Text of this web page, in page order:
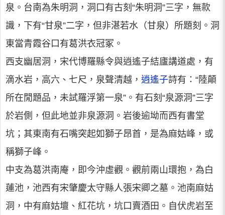
泉。台南為朱明洞，洞口有古刻“朱明洞”三字，無款
識，下有“甘泉”二字，但非湛若水（甘泉）所題刻。洞
東當青霞谷口有葛洪衣冠冢。
西支幽居洞，宋代博羅縣令與逍遙子結廬講道處，有
滴水岩，高六、七尺，泉聲清越， 逍遙子詩有：“陸顛
所在閒題品，未試羅浮第一泉”。有石刻“泉源洞”三字
於岩側，但此地並非泉源洞。岩後逾坳而西有書堂
坑；其東南有石嘴突起如獅子昂首，是為麻姑峰，或
稱獅子峰。
中支為葛洪南庵，即今沖虛觀。觀前兩山環抱，為白
蓮池，池西有宋肇慶太守縣人張宋卿之墓。池南麻姑
洞，中有麻姑壇、紅花坑，坑口賣酒田。自伏虎岩至